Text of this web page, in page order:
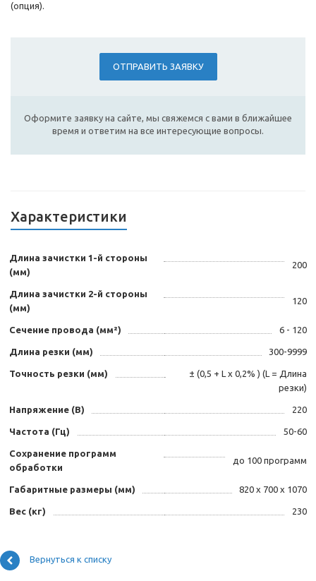
(опция).
ОТПРАВИТЬ ЗАЯВКУ
Оформите заявку на сайте, мы свяжемся с вами в ближайшее
время и ответим на все интересующие вопросы.
Характеристики
Длина зачистки 1-й стороны
(мм)
200
Длина зачистки 2-й стороны
(мм)
120
Сечение провода (мм²) 6 - 120
Длина резки (мм) 300-9999
Точность резки (мм)
± (0,5 + L x 0,2% ) (L = Длина
резки)
Напряжение (В) 220
Частота (Гц) 50-60
Сохранение программ
обработки
до 100 программ
Габаритные размеры (мм) 820 x 700 x 1070
Вес (кг) 230
Вернуться к списку